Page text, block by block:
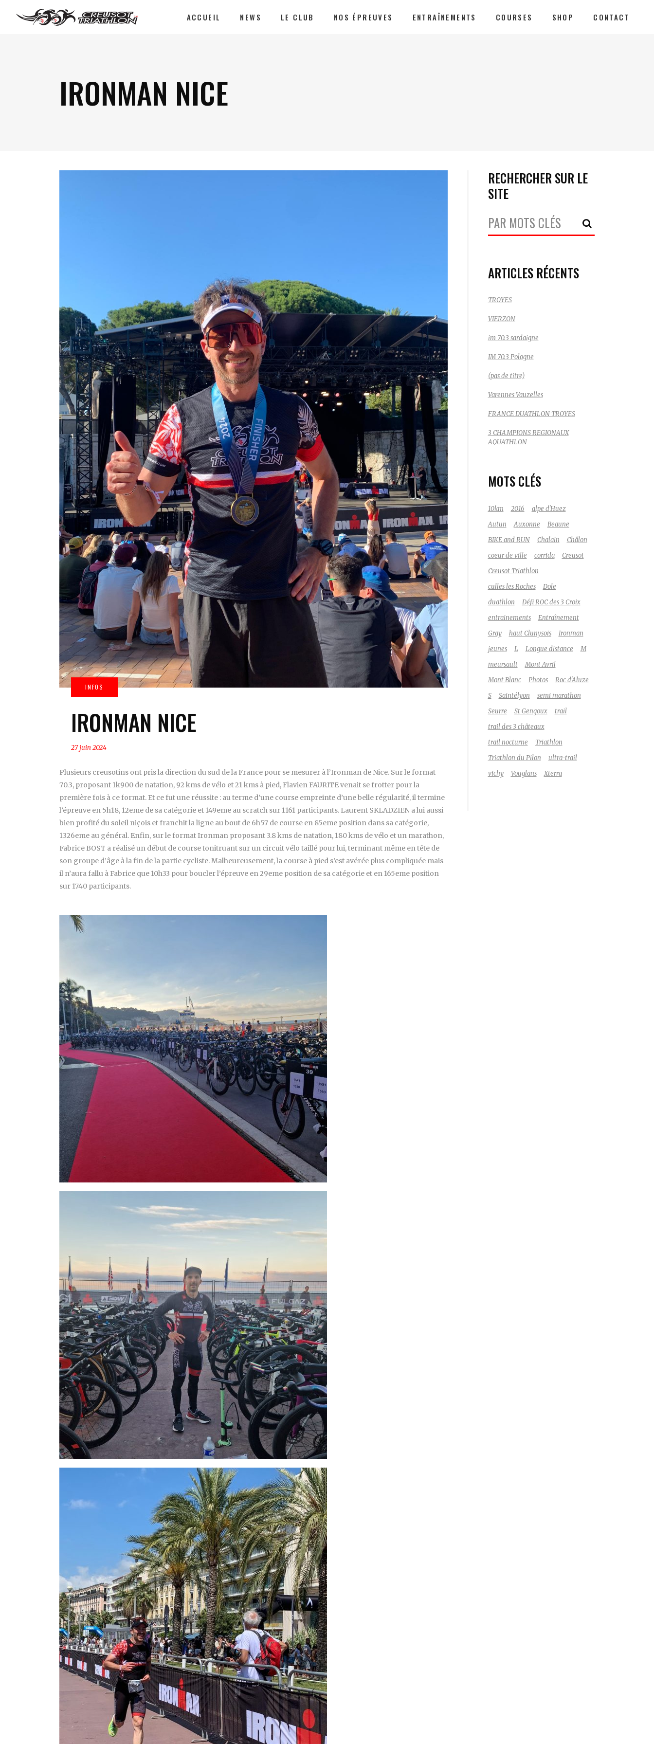
ACCUEIL NEWS LE CLUB NOS ÉPREUVES ENTRAÎNEMENTS COURSES SHOP CONTACT
IRONMAN NICE
IRONMAN NICE
27 juin 2024
Plusieurs creusotins ont pris la direction du sud de la France pour se mesurer à l’Ironman de Nice. Sur le format
70.3, proposant 1k900 de natation, 92 kms de vélo et 21 kms à pied, Flavien FAURITE venait se frotter pour la
première fois à ce format. Et ce fut une réussite : au terme d’une course empreinte d’une belle régularité, il termine
l’épreuve en 5h18, 12eme de sa catégorie et 149eme au scratch sur 1161 participants. Laurent SKLADZIEN a lui aussi
bien profité du soleil niçois et franchit la ligne au bout de 6h57 de course en 85eme position dans sa catégorie,
1326eme au général. Enfin, sur le format Ironman proposant 3.8 kms de natation, 180 kms de vélo et un marathon,
Fabrice BOST a réalisé un début de course tonitruant sur un circuit vélo taillé pour lui, terminant même en tête de
son groupe d’âge à la fin de la partie cycliste. Malheureusement, la course à pied s’est avérée plus compliquée mais
il n’aura fallu à Fabrice que 10h33 pour boucler l’épreuve en 29eme position de sa catégorie et en 165eme position
sur 1740 participants.
RECHERCHER SUR LE
SITE
Votre
Recherche:
ARTICLES RÉCENTS
TROYES
VIERZON
im 70.3 sardaigne
IM 70.3 Pologne
(pas de titre)
Varennes Vauzelles
FRANCE DUATHLON TROYES
3 CHAMPIONS REGIONAUX
AQUATHLON
MOTS CLÉS
10km 2016
alpe d'Huez
Autun
Auxonne
Beaune
BIKE and RUN
Chalain
Châlon
coeur de ville
corrida
Creusot
Creusot Triathlon
culles les Roches
Dole
duathlon
Défi ROC des 3 Croix
entrainements
Entraînement
Gray
haut Clunysois
Ironman
jeunes
L Longue distance
M
meursault
Mont Avril
Mont Blanc
Photos
Roc d'Aluze
S
Saintélyon
semi marathon
Seurre
St Gengoux
trail
trail des 3 châteaux
trail nocturne
Triathlon
Triathlon du Pilon
ultra-trail
vichy
Vouglans Xterra